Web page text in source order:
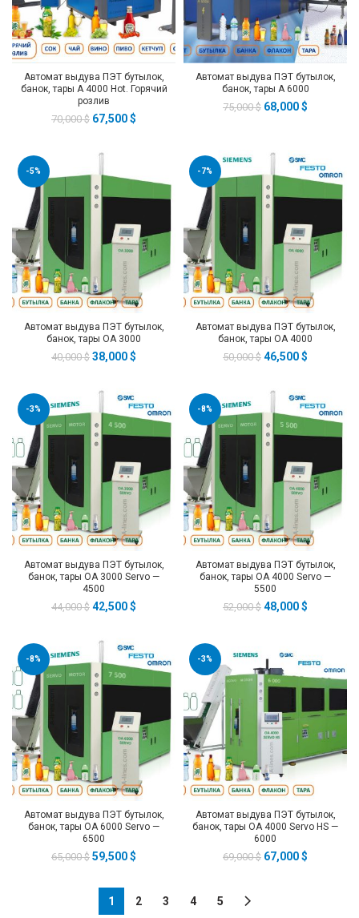
Автомат выдува ПЭТ бутылок,
банок, тары А 4000 Hot. Горячий
розлив
70,000$ 67,500$
Автомат выдува ПЭТ бутылок,
банок, тары А 6000
75,000$ 68,000$
-5%
Автомат выдува ПЭТ бутылок,
банок, тары ОА 3000
40,000$ 38,000$
-7%
Автомат выдува ПЭТ бутылок,
банок, тары ОА 4000
50,000$ 46,500$
-3%
Автомат выдува ПЭТ бутылок,
банок, тары ОА 3000 Servo —
4500
44,000$ 42,500$
-8%
Автомат выдува ПЭТ бутылок,
банок, тары ОА 4000 Servo —
5500
52,000$ 48,000$
-8%
Автомат выдува ПЭТ бутылок,
банок, тары ОА 6000 Servo —
6500
65,000$ 59,500$
-3%
Автомат выдува ПЭТ бутылок,
банок, тары ОА 4000 Servo HS —
6000
69,000$ 67,000$
1 2 3 4 5